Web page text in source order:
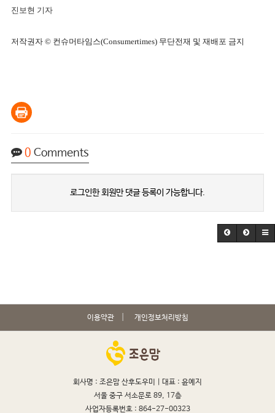
진보현 기자
저작권자 © 컨슈머타임스(Consumertimes) 무단전재 및 재배포 금지
0 Comments
로그인한 회원만 댓글 등록이 가능합니다.
이용약관 개인정보처리방침
회사명 : 조은맘 산후도우미 | 대표 : 윤예지
서울 중구 서소문로 89, 17층
사업자등록번호 : 864-27-00323